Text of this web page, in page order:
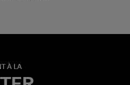
À LA